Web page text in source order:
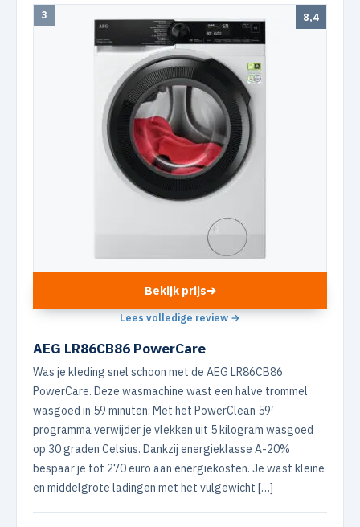
3 8,4
Bekijk prijs
Lees volledige review →
AEG LR86CB86 PowerCare
Was je kleding snel schoon met de AEG LR86CB86
PowerCare. Deze wasmachine wast een halve trommel
wasgoed in 59 minuten. Met het PowerClean 59′
programma verwijder je vlekken uit 5 kilogram wasgoed
op 30 graden Celsius. Dankzij energieklasse A-20%
bespaar je tot 270 euro aan energiekosten. Je wast kleine
en middelgrote ladingen met het vulgewicht […]